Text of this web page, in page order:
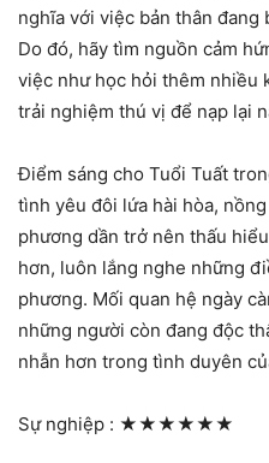
nghĩa với việc bản thân đang
Do đó, hãy tìm nguồn cảm
việc như học hỏi thêm nhiều
trải nghiệm thú vị để nạp lại
Điểm sáng cho Tuổi Tuất
tình yêu đôi lứa hài hòa,
phương dần trở nên thấu
hơn, luôn lắng nghe những
phương. Mối quan hệ ngày
những người còn đang độc
nhẫn hơn trong tình duyên
Sự nghiệp : ★★★★★★